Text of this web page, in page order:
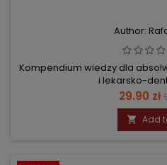
Author:
Kompendium wiedzy dla
i lekarsko-
Price
29.90 zł
 Add